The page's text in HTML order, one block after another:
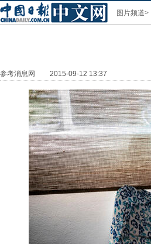
图片频道>
参考消息网 2015-09-12 13:37